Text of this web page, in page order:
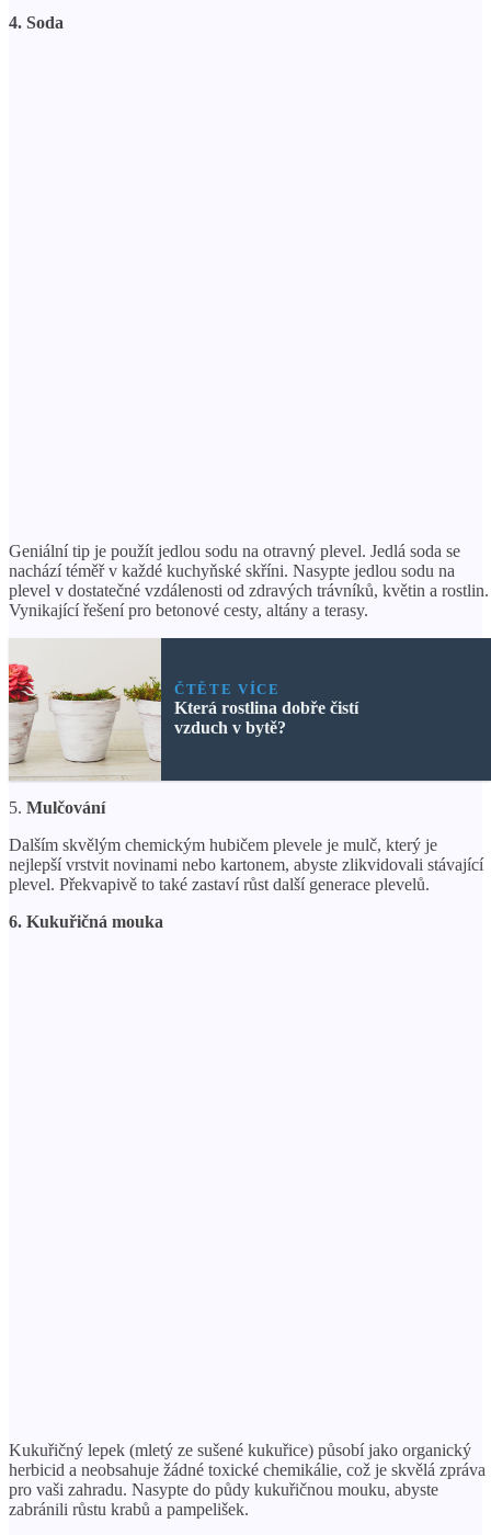
4. Soda
Geniální tip je použít jedlou sodu na otravný plevel. Jedlá soda se
nachází téměř v každé kuchyňské skříni. Nasypte jedlou sodu na
plevel v dostatečné vzdálenosti od zdravých trávníků, květin a rostlin.
Vynikající řešení pro betonové cesty, altány a terasy.
ČTĚTE VÍCE
Která rostlina dobře čistí
vzduch v bytě?
5. Mulčování
Dalším skvělým chemickým hubičem plevele je mulč, který je
nejlepší vrstvit novinami nebo kartonem, abyste zlikvidovali stávající
plevel. Překvapivě to také zastaví růst další generace plevelů.
6. Kukuřičná mouka
Kukuřičný lepek (mletý ze sušené kukuřice) působí jako organický
herbicid a neobsahuje žádné toxické chemikálie, což je skvělá zpráva
pro vaši zahradu. Nasypte do půdy kukuřičnou mouku, abyste
zabránili růstu krabů a pampelišek.